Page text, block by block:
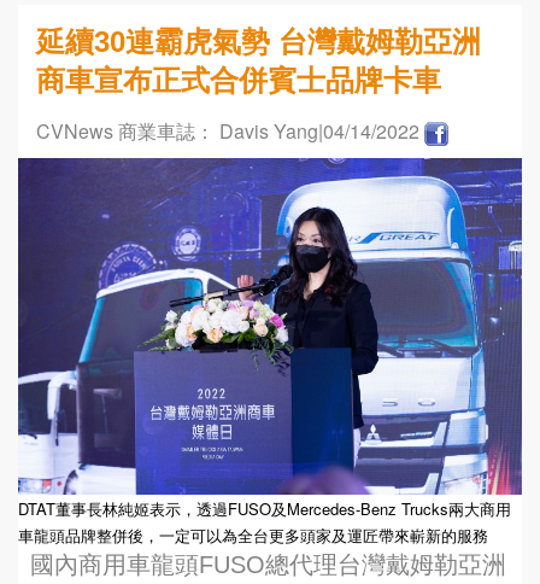
延續30連霸虎氣勢 台灣戴姆勒亞洲
商車宣布正式合併賓士品牌卡車
CVNews 商業車誌： Davis Yang|04/14/2022
DTAT董事長林純姬表示，透過FUSO及Mercedes-Benz Trucks兩大商用
車龍頭品牌整併後，一定可以為全台更多頭家及運匠帶來嶄新的服務
國內商用車龍頭FUSO總代理台灣戴姆勒亞洲